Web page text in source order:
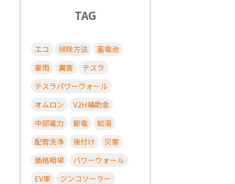
TAG
エコ 掃除方法
蓄電池
豪雨
糞害
テスラ
テスラパワーウォール
オムロン
V2H補助金
中部電力
節電
給湯
配管洗浄
後付け
災害
価格相場
パワーウォール
EV車
ジンコソーラー